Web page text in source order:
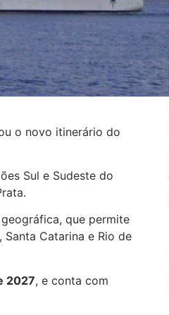
o novo itinerário do
Sul e Sudeste do
que permite
Catarina e Rio de
2027, e conta com